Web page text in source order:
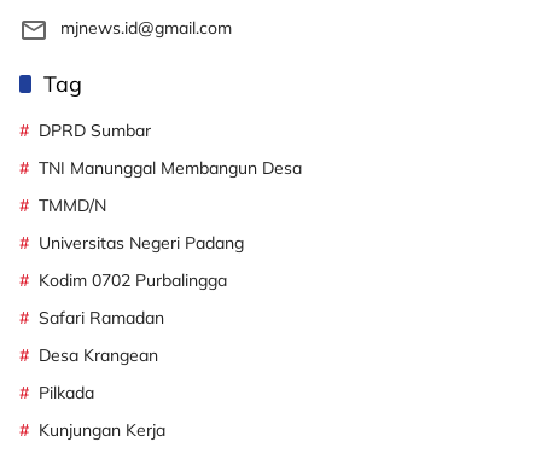
mjnews.id@gmail.com
Tag
DPRD Sumbar
TNI Manunggal Membangun Desa
TMMD/N
Universitas Negeri Padang
Kodim 0702 Purbalingga
Safari Ramadan
Desa Krangean
Pilkada
Kunjungan Kerja